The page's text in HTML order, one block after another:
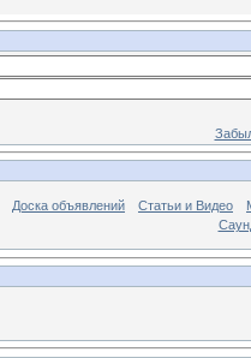
Доска объявлений Статьи и Видео